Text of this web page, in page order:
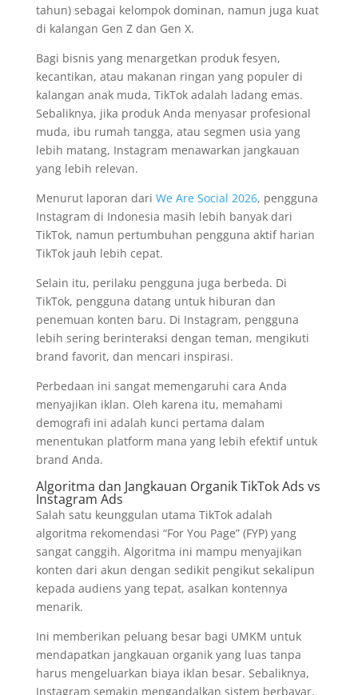
tahun) sebagai kelompok dominan, namun juga kuat
di kalangan Gen Z dan Gen X.
Bagi bisnis yang menargetkan produk fesyen,
kecantikan, atau makanan ringan yang populer di
kalangan anak muda, TikTok adalah ladang emas.
Sebaliknya, jika produk Anda menyasar profesional
muda, ibu rumah tangga, atau segmen usia yang
lebih matang, Instagram menawarkan jangkauan
yang lebih relevan.
Menurut laporan dari We Are Social 2026, pengguna
Instagram di Indonesia masih lebih banyak dari
TikTok, namun pertumbuhan pengguna aktif harian
TikTok jauh lebih cepat.
Selain itu, perilaku pengguna juga berbeda. Di
TikTok, pengguna datang untuk hiburan dan
penemuan konten baru. Di Instagram, pengguna
lebih sering berinteraksi dengan teman, mengikuti
brand favorit, dan mencari inspirasi.
Perbedaan ini sangat memengaruhi cara Anda
menyajikan iklan. Oleh karena itu, memahami
demografi ini adalah kunci pertama dalam
menentukan platform mana yang lebih efektif untuk
brand Anda.
Algoritma dan Jangkauan Organik TikTok Ads vs
Instagram Ads
Salah satu keunggulan utama TikTok adalah
algoritma rekomendasi “For You Page” (FYP) yang
sangat canggih. Algoritma ini mampu menyajikan
konten dari akun dengan sedikit pengikut sekalipun
kepada audiens yang tepat, asalkan kontennya
menarik.
Ini memberikan peluang besar bagi UMKM untuk
mendapatkan jangkauan organik yang luas tanpa
harus mengeluarkan biaya iklan besar. Sebaliknya,
Instagram semakin mengandalkan sistem berbayar.